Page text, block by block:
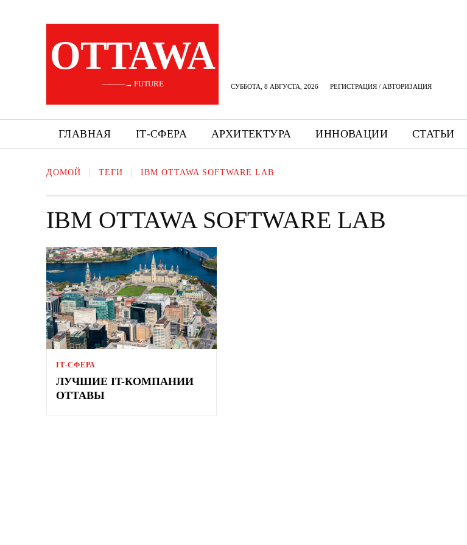
OTTAWA
———→ FUTURE СУББОТА, 8 АВГУСТА, 2026 РЕГИСТРАЦИЯ / АВТОРИЗАЦИЯ
ГЛАВНАЯ ІТ-СФЕРА АРХИТЕКТУРА ИННОВАЦИИ СТАТЬИ
ДОМОЙ ТЕГИ IBM OTTAWA SOFTWARE LAB
IBM OTTAWA SOFTWARE LAB
ІТ-СФЕРА
ЛУЧШИЕ IT-КОМПАНИИ
ОТТАВЫ